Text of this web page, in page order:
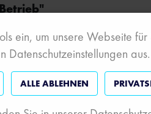
, die
ein, um unsere Webseite
Datenschutzeinstellungen aus.
ALLE ABLEHNEN